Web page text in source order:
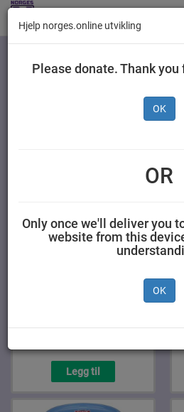
Kategorier
Legg til
Hjelp norges.online utvikling
Please donate. Thank
OK
OR
Only once we'll deliver you
website from this
OK